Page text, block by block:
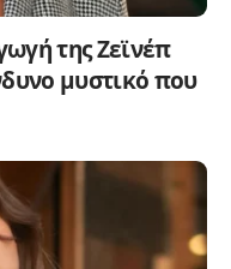
της Ζεϊνέπ
μυστικό που